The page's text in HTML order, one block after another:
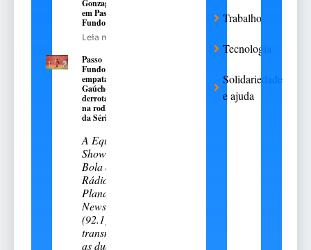
Gonzaga,
em Passo
Fundo
Leia mais
Passo
Fundo
empata e
Gaúcho é
derrotado
na rodada
da Série A-2
A Equipe
Show de
Bola da
Rádio
Planalto
News
(92.1)
transmitiu
as duas
Trabalho
Tecnologia
Solidariedade
e ajuda